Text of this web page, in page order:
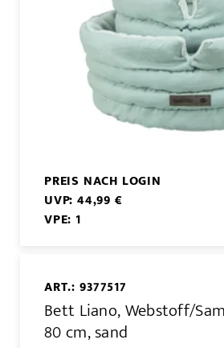
PREIS NACH LOGIN
UVP: 44,99 €
VPE: 1
ART.: 9377517
Bett Liano, Webstoff/
80 cm, sand